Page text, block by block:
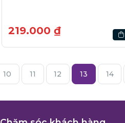
219.000 ₫
10 11 12 13 14